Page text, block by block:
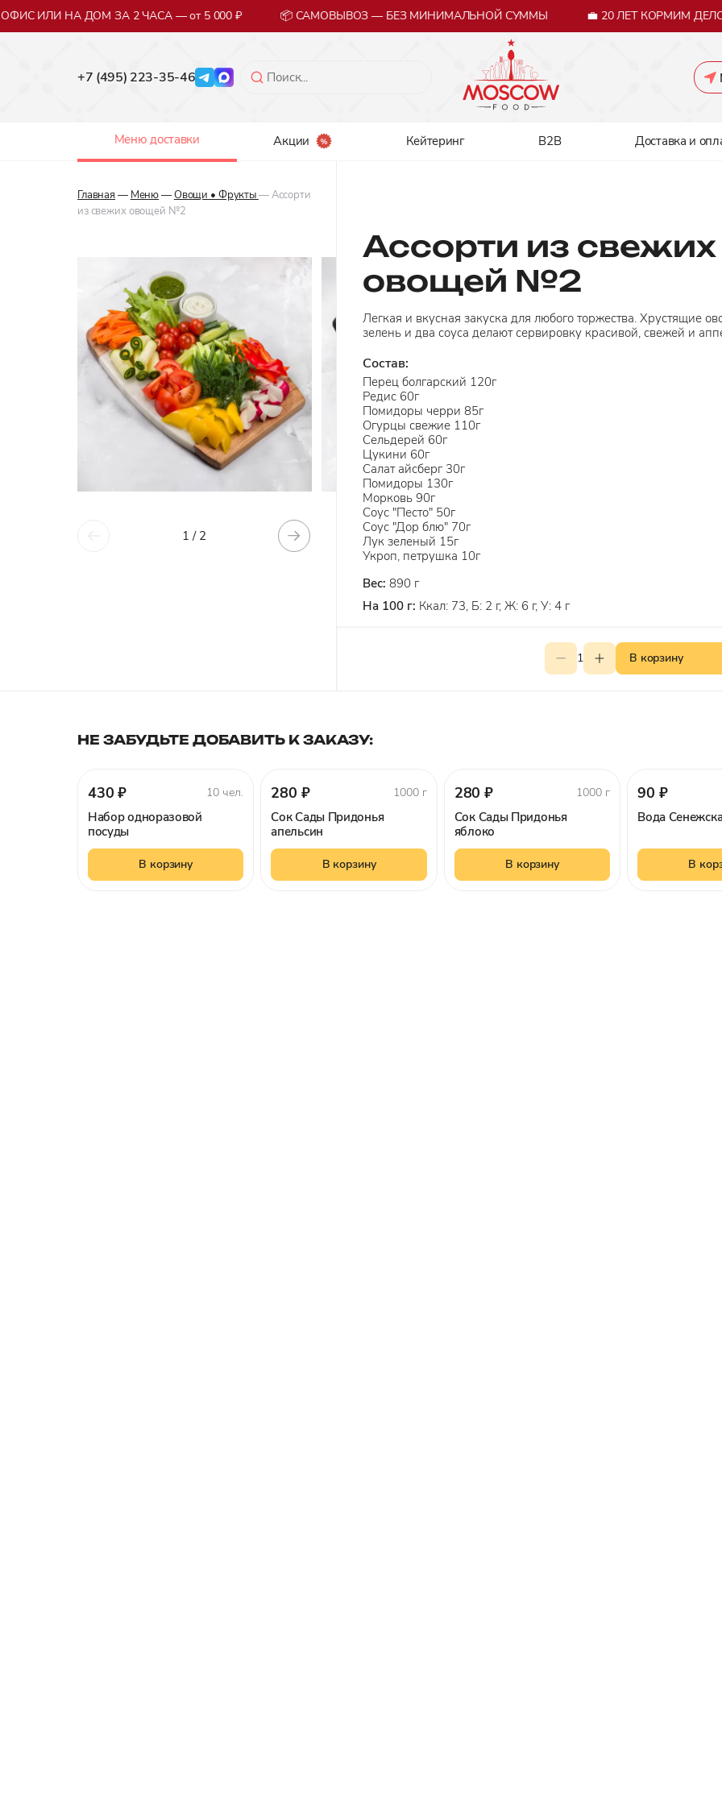
ИЛИ НА ДОМ ЗА 2 ЧАСА — от 5 000 ₽ 📦 САМОВЫВОЗ — БЕЗ МИНИМАЛЬНОЙ СУММЫ 💼 20 ЛЕТ КОРМИМ
+7 (495) 223-35-46
Меню доставки Акции Кейтеринг B2B Доставка и
Главная — Меню—Овощи • Фрукты— Ассорти
из свежих овощей №2
1 / 2
Ассорти из свежих
овощей №2
Легкая и вкусная закуска для любого торжества. Хрустящие
зелень и два соуса делают сервировку красивой, свежей и
Состав:
Перец болгарский 120г
Редис 60г
Помидоры черри 85г
Огурцы свежие 110г
Сельдерей 60г
Цукини 60г
Салат айсберг 30г
Помидоры 130г
Морковь 90г
Соус "Песто" 50г
Соус "Дор блю" 70г
Лук зеленый 15г
Укроп, петрушка 10г
Вес:890 г
На 100 г: Ккал: 73, Б: 2 г, Ж: 6 г, У: 4 г
1 В корзину
НЕ ЗАБУДЬТЕ ДОБАВИТЬ К ЗАКАЗУ:
430 ₽ 10 чел.
Набор одноразовой
посуды
В корзину
280 ₽ 1000 г
Сок Сады Придонья
апельсин
В корзину
280 ₽ 1000 г
Сок Сады Придонья
яблоко
В корзину
90 ₽
Вода
В